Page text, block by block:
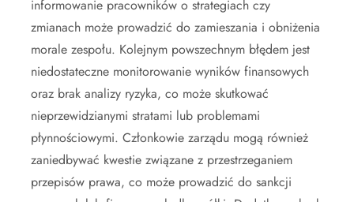
informowanie pracowników o strategiach czy
zmianach może prowadzić do zamieszania i obniżenia
morale zespołu. Kolejnym powszechnym błędem jest
niedostateczne monitorowanie wyników finansowych
oraz brak analizy ryzyka, co może skutkować
nieprzewidzianymi stratami lub problemami
płynnościowymi. Członkowie zarządu mogą również
zaniedbywać kwestie związane z przestrzeganiem
przepisów prawa, co może prowadzić do sankcji